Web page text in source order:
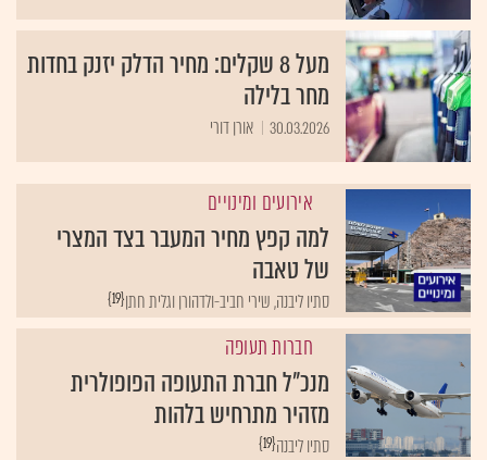
מעל 8 שקלים: מחיר הדלק יזנק בחדות
מחר בלילה
30.03.2026 אורן דורי
אירועים ומינויים
למה קפץ מחיר המעבר בצד המצרי
של טאבה
{19}סתיו ליבנה, שירי חביב-ולדהורן וגלית חתן
חברות תעופה
מנכ"ל חברת התעופה הפופולרית
מזהיר מתרחיש בלהות
{19}סתיו ליבנה